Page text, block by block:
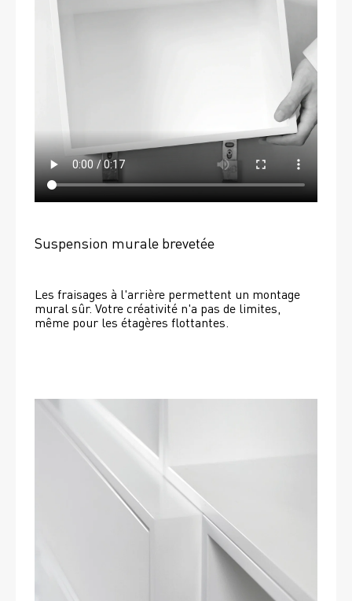
Suspension murale brevetée
Les fraisages à l'arrière permettent un montage
mural sûr. Votre créativité n'a pas de limites,
même pour les étagères flottantes.